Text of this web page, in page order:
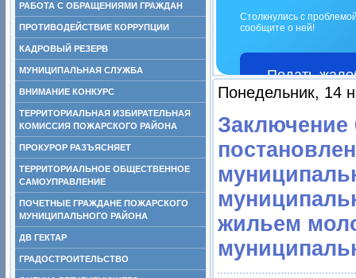
РАБОТА С ОБРАЩЕНИЯМИ ГРАЖДАН
ПРОТИВОДЕЙСТВИЕ КОРРУПЦИИ
КАДРОВЫЙ РЕЗЕРВ
МУНИЦИПАЛЬНАЯ СЛУЖБА
ВНИМАНИЕ КОНКУРС
ТЕРРИТОРИАЛЬНАЯ ИЗБИРАТЕЛЬНАЯ
КОМИССИЯ ПОЖАРСКОГО РАЙОНА
ПРОКУРОР РАЗЪЯСНЯЕТ
ТЕРРИТОРИАЛЬНОЕ ОБЩЕСТВЕННОЕ
САМОУПРАВЛЕНИЕ
ПОЧЕТНЫЕ ГРАЖДАНЕ ПОЖАРСКОГО
МУНИЦИПАЛЬНОГО РАЙОНА
ДВ ГЕКТАР
ГРАДОСТРОИТЕЛЬСТВО
Столкнулись с
сообщите о ней!
Подать
Понедельник, 14
Заключение
жильем